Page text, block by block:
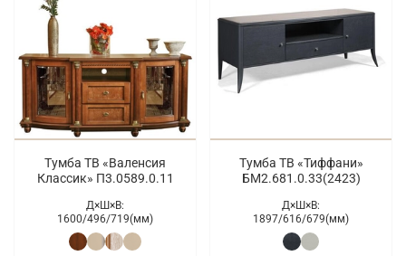
Тумба ТВ «Валенсия
Классик» П3.0589.0.11
Д×Ш×В:
1600/496/719(мм)
Тумба ТВ «Тиффани»
БМ2.681.0.33(2423)
Д×Ш×В:
1897/616/679(мм)